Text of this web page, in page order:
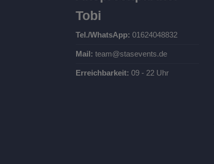
Tobi
Tel./WhatsApp: 01624048832
Mail: team@stasevents.de
Erreichbarkeit: 09 - 22 Uhr